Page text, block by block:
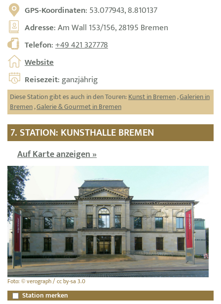
GPS-Koordinaten: 53.077943, 8.810137
Adresse: Am Wall 153/156, 28195 Bremen
Telefon:+49 421 327778
Website
Reisezeit: ganzjährig
Diese Station gibt es auch in den Touren:Kunst in Bremen,Galerien in
Bremen,Galerie & Gourmet in Bremen
7. STATION: KUNSTHALLE BREMEN
Auf Karte anzeigen »
Foto: © verograph / cc by-sa 3.0
Station merken